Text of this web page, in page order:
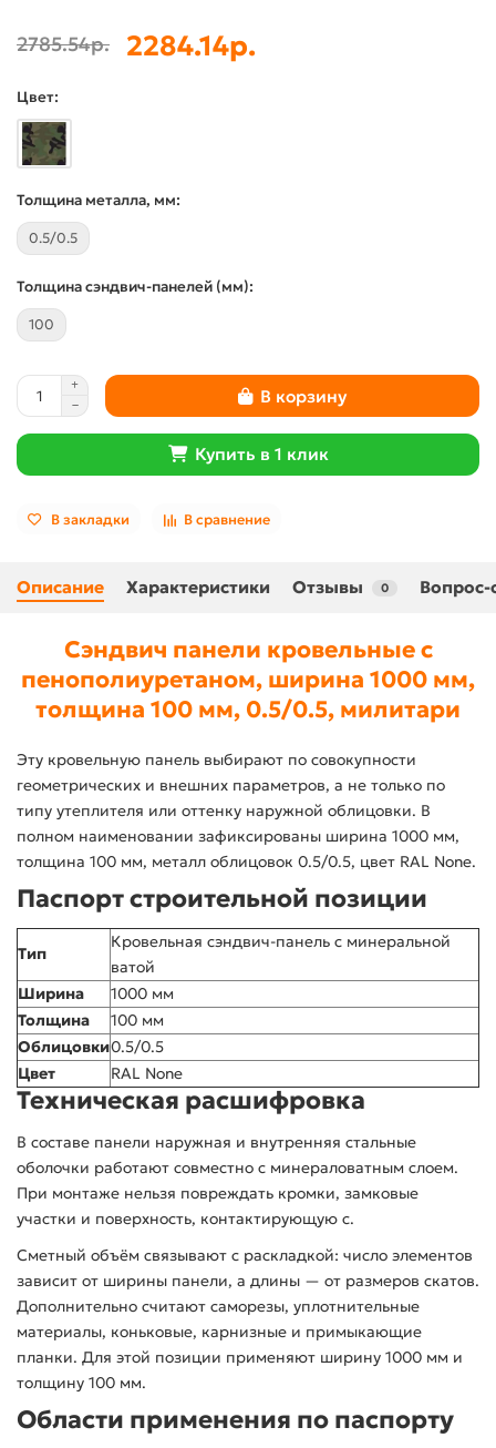
2785.54р. 2284.14р.
Цвет:
Толщина металла, мм:
0.5/0.5
Толщина сэндвич-панелей (мм):
100
В корзину
Купить в 1 клик
В закладки В сравнение
Описание Характеристики Отзывы 0 Вопрос-
Сэндвич панели кровельные с
пенополиуретаном, ширина 1000 мм,
толщина 100 мм, 0.5/0.5, милитари
Эту кровельную панель выбирают по совокупности
геометрических и внешних параметров, а не только по
типу утеплителя или оттенку наружной облицовки. В
полном наименовании зафиксированы ширина 1000 мм,
толщина 100 мм, металл облицовок 0.5/0.5, цвет RAL None.
Паспорт строительной позиции
Тип
Кровельная сэндвич-панель с минеральной
ватой
Ширина
1000 мм
Толщина
100 мм
Облицовки0.5/0.5
Цвет
RAL None
Техническая расшифровка
В составе панели наружная и внутренняя стальные
оболочки работают совместно с минераловатным слоем.
При монтаже нельзя повреждать кромки, замковые
участки и поверхность, контактирующую с.
Сметный объём связывают с раскладкой: число элементов
зависит от ширины панели, а длины — от размеров скатов.
Дополнительно считают саморезы, уплотнительные
материалы, коньковые, карнизные и примыкающие
планки. Для этой позиции применяют ширину 1000 мм и
толщину 100 мм.
Области применения по паспорту